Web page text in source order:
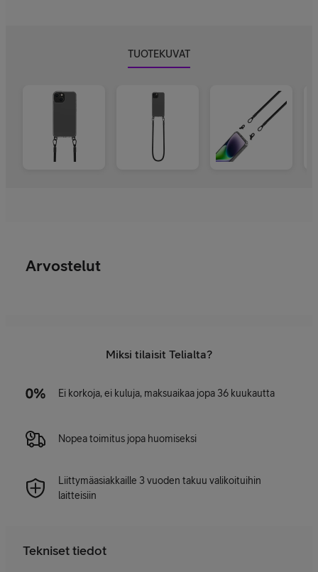
TUOTEKUVAT
Arvostelut
Miksi tilaisit Telialta?
Ei korkoja, ei kuluja, maksuaikaa jopa 36 kuukautta
Nopea toimitus jopa huomiseksi
Liittymäasiakkaille 3 vuoden takuu valikoituihin
laitteisiin
Tekniset tiedot